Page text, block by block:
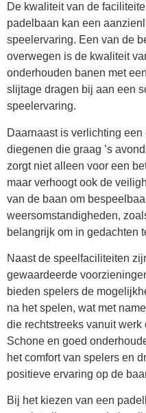
De kwaliteit van de
padelbaan kan een
speelervaring. Een van de
overwegen is de kwaliteit
onderhouden banen met
slijtage dragen bij aan een
speelervaring.
Daarnaast is verlichting
diegenen die graag ’s
zorgt niet alleen voor een
maar verhoogt ook de
van de baan om
weersomstandigheden,
belangrijk om in gedachten
Naast de speelfaciliteiten
gewaardeerde
bieden spelers de
na het spelen, wat met
die rechtstreeks vanuit
Schone en goed
het comfort van spelers en
positieve ervaring op de
Bij het kiezen van een